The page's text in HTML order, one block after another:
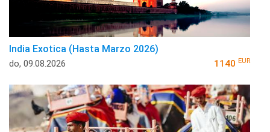
India Exotica (Hasta Marzo 2026)
do, 09.08.2026 1140 EUR